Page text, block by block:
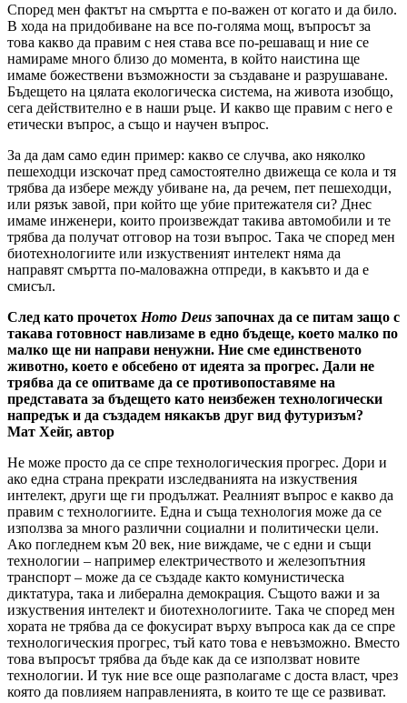
Според мен фактът на смъртта е по-важен от когато и да било.
В хода на придобиване на все по-голяма мощ, въпросът за
това какво да правим с нея става все по-решаващ и ние се
намираме много близо до момента, в който наистина ще
имаме божествени възможности за създаване и разрушаване.
Бъдещето на цялата екологическа система, на живота изобщо,
сега действително е в наши ръце. И какво ще правим с него е
етически въпрос, а също и научен въпрос.
За да дам само един пример: какво се случва, ако няколко
пешеходци изскочат пред самостоятелно движеща се кола и тя
трябва да избере между убиване на, да речем, пет пешеходци,
или рязък завой, при който ще убие притежателя си? Днес
имаме инженери, които произвеждат такива автомобили и те
трябва да получат отговор на този въпрос. Така че според мен
биотехнологиите или изкуственият интелект няма да
направят смъртта по-маловажна отпреди, в какъвто и да е
смисъл.
След като прочетох Homo Deus започнах да се питам защо с
такава готовност навлизаме в едно бъдеще, което малко по
малко ще ни направи ненужни. Ние сме единственото
животно, което е обсебено от идеята за прогрес. Дали не
трябва да се опитваме да се противопоставяме на
представата за бъдещето като неизбежен технологически
напредък и да създадем някакъв друг вид футуризъм?
Мат Хейг, автор
Не може просто да се спре технологическия прогрес. Дори и
ако една страна прекрати изследванията на изкуствения
интелект, други ще ги продължат. Реалният въпрос е какво да
правим с технологиите. Една и съща технология може да се
използва за много различни социални и политически цели.
Ако погледнем към 20 век, ние виждаме, че с едни и същи
технологии – например електричеството и железопътния
транспорт – може да се създаде както комунистическа
диктатура, така и либерална демокрация. Същото важи и за
изкуствения интелект и биотехнологиите. Така че според мен
хората не трябва да се фокусират върху въпроса как да се спре
технологическия прогрес, тъй като това е невъзможно. Вместо
това въпросът трябва да бъде как да се използват новите
технологии. И тук ние все още разполагаме с доста власт, чрез
която да повлияем направленията, в които те ще се развиват.